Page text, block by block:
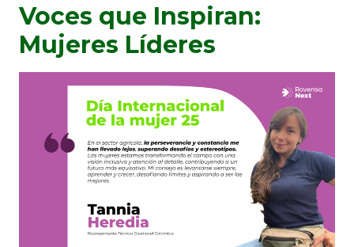
Voces que Inspiran:
Mujeres Líderes